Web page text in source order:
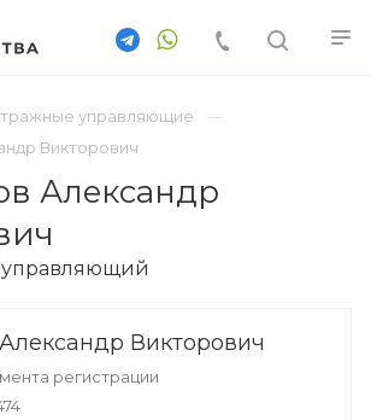
управляющие
Викторович
Александр
Викторович
регистрации